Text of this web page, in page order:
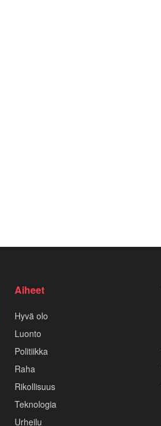
Aiheet
Hyvä olo
Luonto
Politiikka
Raha
Rikollisuus
Teknologia
Urheilu